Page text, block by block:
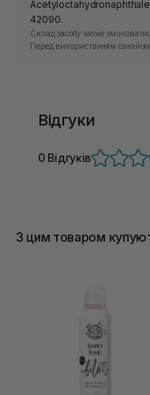
42090.
Склад засобу може
Перед використанням
Відгуки
0 Відгуків
З цим товаром